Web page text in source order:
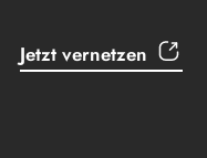
Jetzt vernetzen